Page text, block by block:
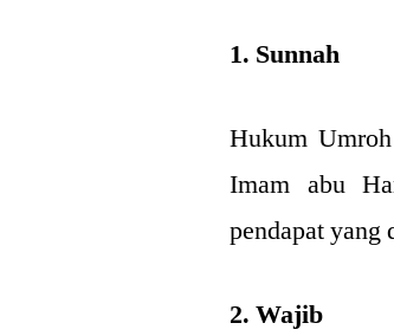
1. Sunnah
Hukum
Imam abu
pendapat
2. Wajib